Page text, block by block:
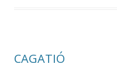
CAGATIÓ